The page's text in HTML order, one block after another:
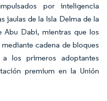
por inteligencia
jaulas de la Isla Delma de la
Abu Dabi, mientras que los
cadena de bloques
los primeros adoptantes
premium en la Unión